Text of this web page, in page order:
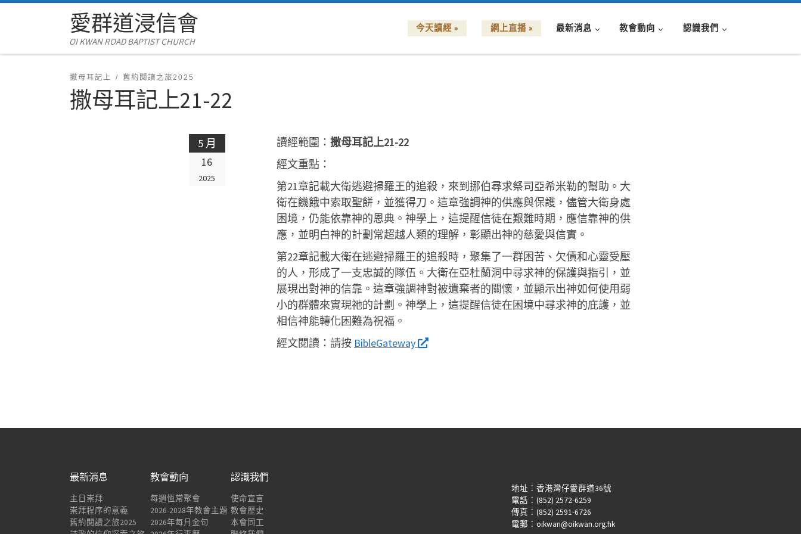
Skip to content愛群道浸信會
OI KWAN ROAD BAPTIST CHURCH
今天讀經 » 網上直播 » 最新消息 教會動向 認識我們
撒母耳記上 舊約閱讀之旅2025
撒母耳記上21-22
5 月
16
2025
讀經範圍： 撒母耳記上21-22
經文重點：
第21章記載大衛逃避掃羅王的追殺，來到挪伯尋求祭司亞希米勒的幫助。大
衛在饑餓中索取聖餅，並獲得刀。這章強調神的供應與保護，儘管大衛身處
困境，仍能依靠神的恩典。神學上，這提醒信徒在艱難時期，應信靠神的供
應，並明白神的計劃常超越人類的理解，彰顯出神的慈愛與信實。
第22章記載大衛在逃避掃羅王的追殺時，聚集了一群困苦、欠債和心靈受壓
的人，形成了一支忠誠的隊伍。大衛在亞杜蘭洞中尋求神的保護與指引，並
展現出對神的信靠。這章強調神對被遺棄者的關懷，並顯示出神如何使用弱
小的群體來實現祂的計劃。神學上，這提醒信徒在困境中尋求神的庇護，並
相信神能轉化困難為祝福。
經文閱讀： 請按 BibleGateway
最新消息
主日崇拜
崇拜程序的意義
舊約閱讀之旅2025
教會動向
每週恆常聚會
2026-2028年教會主題
2026年每月金句
認識我們
使命宣言
教會歷史
本會同工
地址：香港灣仔愛群道36號
電話：(852) 2572-6259
傳真：(852) 2591-6726
電郵：oikwan@oikwan.org.hk